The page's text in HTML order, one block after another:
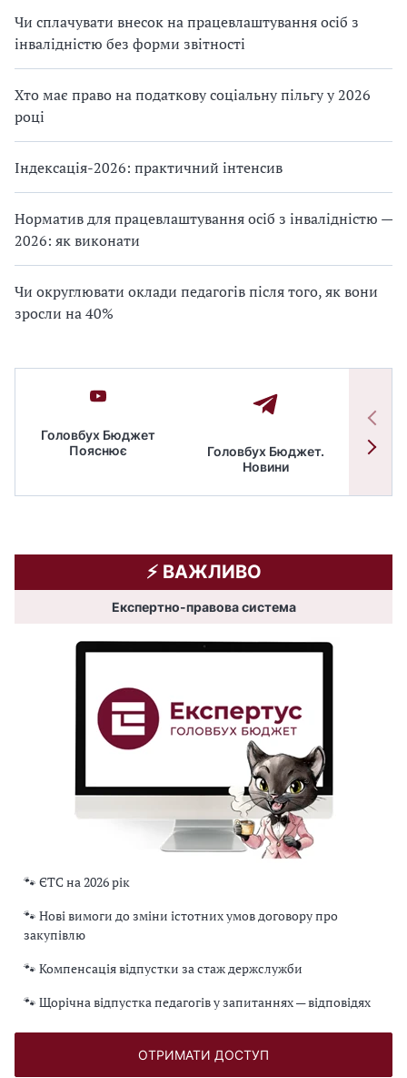
Чи сплачувати внесок на працевлаштування осіб з
інвалідністю без форми звітності
Хто має право на податкову соціальну пільгу у 2026
році
Індексація-2026: практичний інтенсив
Норматив для працевлаштування осіб з інвалідністю —
2026: як виконати
Чи округлювати оклади педагогів після того, як вони
зросли на 40%
Головбух Бюджет
Пояснює
Головбух Бюджет.
Новини
⚡️ ВАЖЛИВО
Експертно-правова система
🐾 ЄТС на 2026 рік
🐾 Нові вимоги до зміни істотних умов договору про
закупівлю
🐾 Компенсація відпустки за стаж держслужби
🐾 Щорічна відпустка педагогів у запитаннях — відповідях
ОТРИМАТИ ДОСТУП